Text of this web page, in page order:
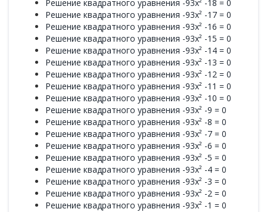
Решение квадратного уравнения -93x² -18 = 0
Решение квадратного уравнения -93x² -17 = 0
Решение квадратного уравнения -93x² -16 = 0
Решение квадратного уравнения -93x² -15 = 0
Решение квадратного уравнения -93x² -14 = 0
Решение квадратного уравнения -93x² -13 = 0
Решение квадратного уравнения -93x² -12 = 0
Решение квадратного уравнения -93x² -11 = 0
Решение квадратного уравнения -93x² -10 = 0
Решение квадратного уравнения -93x² -9 = 0
Решение квадратного уравнения -93x² -8 = 0
Решение квадратного уравнения -93x² -7 = 0
Решение квадратного уравнения -93x² -6 = 0
Решение квадратного уравнения -93x² -5 = 0
Решение квадратного уравнения -93x² -4 = 0
Решение квадратного уравнения -93x² -3 = 0
Решение квадратного уравнения -93x² -2 = 0
Решение квадратного уравнения -93x² -1 = 0